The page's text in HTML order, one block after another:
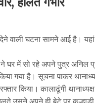
वाली घटना सामने आई है।
घर में सो रहे अपने पुत्र अनिल
गया है। सूचना पाकर
किया। कालाढूंगी
उसने अपने ही बेटे पर